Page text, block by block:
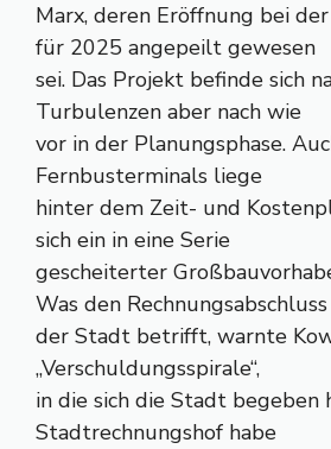
Marx, deren Eröffnung bei
für 2025 angepeilt gewesen
sei. Das Projekt befinde sich
Turbulenzen aber nach wie
vor in der Planungsphase.
Fernbusterminals liege
hinter dem Zeit- und
sich ein in eine Serie
gescheiterter
Was den Rechnungsabschluss
der Stadt betrifft, warnte
„Verschuldungsspirale“,
in die sich die Stadt begeben
Stadtrechnungshof habe